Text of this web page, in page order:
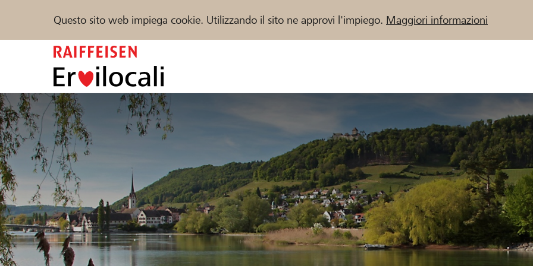
Questo sito web impiega cookie. Utilizzando il sito ne approvi l'impiego. Maggiori informazioni
Sostenere Aiuto & supporto
Trova progetti e organizzazioni
DE FR IT